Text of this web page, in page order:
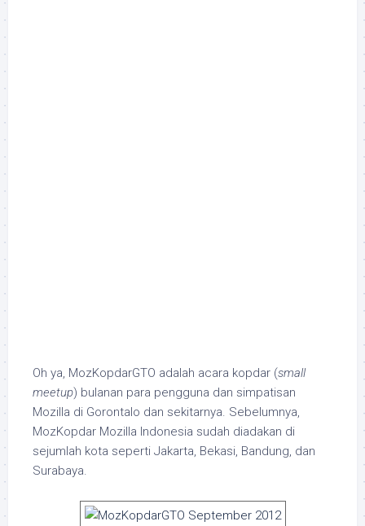
Oh ya, MozKopdarGTO adalah acara kopdar (small
meetup) bulanan para pengguna dan simpatisan
Mozilla di Gorontalo dan sekitarnya. Sebelumnya,
MozKopdar Mozilla Indonesia sudah diadakan di
sejumlah kota seperti Jakarta, Bekasi, Bandung, dan
Surabaya.